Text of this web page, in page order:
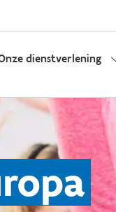
dienstverlening